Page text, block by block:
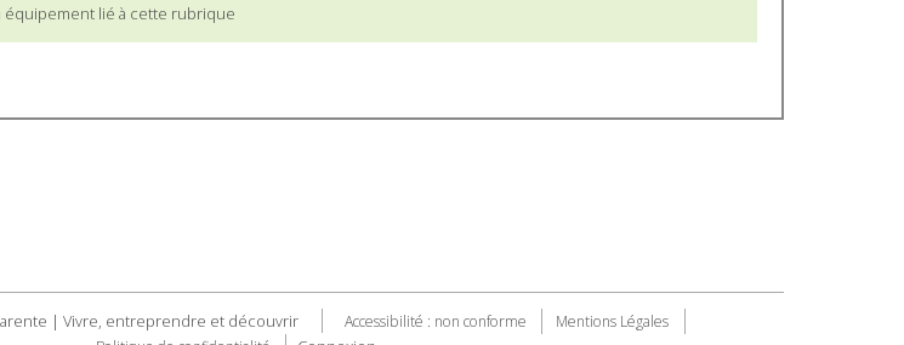
équipement lié à cette rubrique
| Vivre, entreprendre et découvrir Accessibilité : non conforme
Mentions Légales